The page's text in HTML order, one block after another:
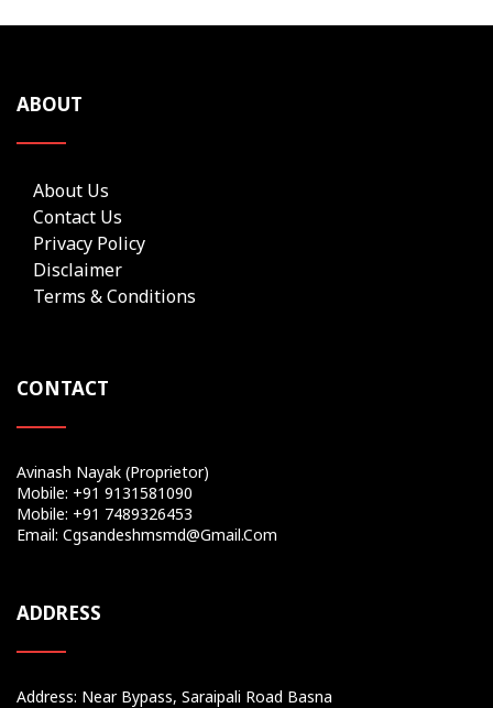
ABOUT
About Us
Contact Us
Privacy Policy
Disclaimer
Terms & Conditions
CONTACT
Avinash Nayak (Proprietor)
Mobile: +91 9131581090
Mobile: +91 7489326453
Email: Cgsandeshmsmd@gmail.com
ADDRESS
Address: Near Bypass, Saraipali Road Basna